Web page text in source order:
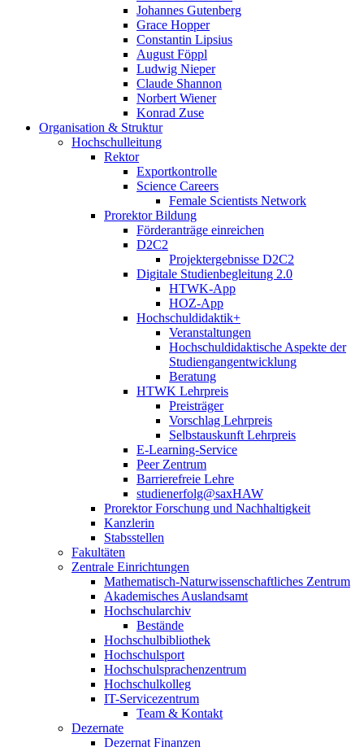
Johannes Gutenberg
Grace Hopper
Constantin Lipsius
August Föppl
Ludwig Nieper
Claude Shannon
Norbert Wiener
Konrad Zuse
Organisation & Struktur
Hochschulleitung
Rektor
Exportkontrolle
Science Careers
Female Scientists Network
Prorektor Bildung
Förderanträge einreichen
D2C2
Projektergebnisse D2C2
Digitale Studienbegleitung 2.0
HTWK-App
HOZ-App
Hochschuldidaktik+
Veranstaltungen
Hochschuldidaktische Aspekte der
Studiengangentwicklung
Beratung
HTWK Lehrpreis
Preisträger
Vorschlag Lehrpreis
Selbstauskunft Lehrpreis
E-Learning-Service
Peer Zentrum
Barrierefreie Lehre
studienerfolg@saxHAW
Prorektor Forschung und Nachhaltigkeit
Kanzlerin
Stabsstellen
Fakultäten
Zentrale Einrichtungen
Mathematisch-Naturwissenschaftliches Zentrum
Akademisches Auslandsamt
Hochschularchiv
Bestände
Hochschulbibliothek
Hochschulsport
Hochschulsprachenzentrum
Hochschulkolleg
IT-Servicezentrum
Team & Kontakt
Dezernate
Dezernat Finanzen